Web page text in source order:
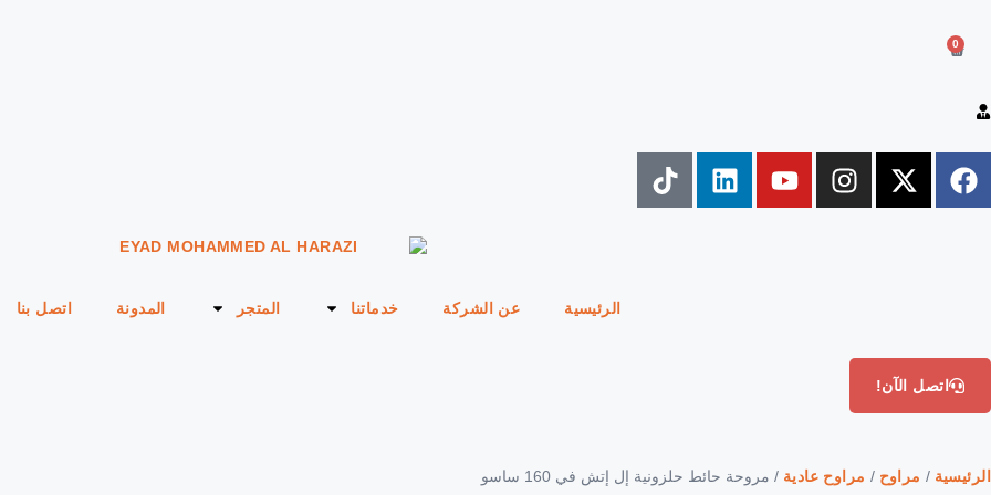
0
الرئيسية عن الشركة خدماتنا المتجر المدونة اتصل بنا
اتصل الآن!
الرئيسية / مراوح / مراوح عادية / مروحة حائط حلزونية إل إتش في 160 ساسو